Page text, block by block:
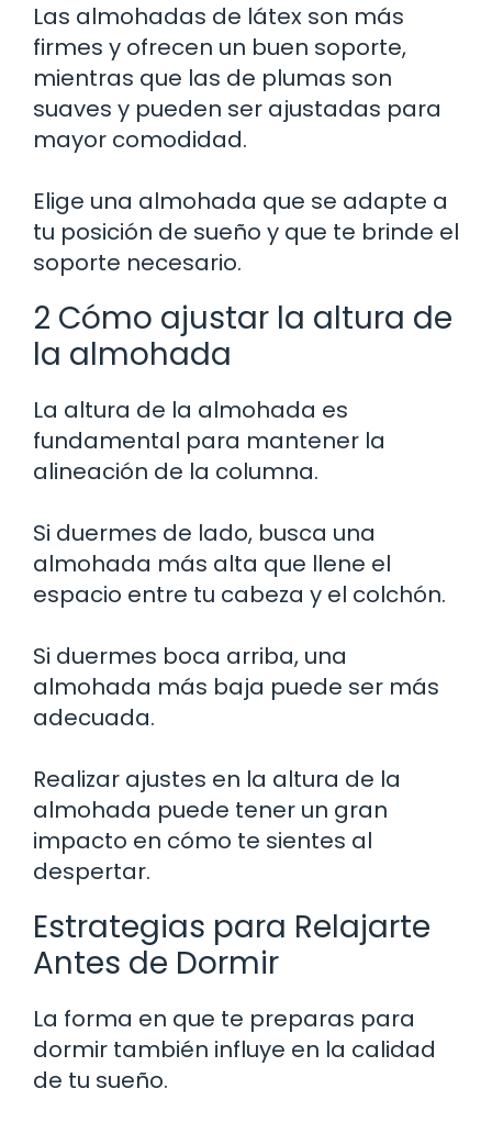
Las almohadas de látex son más
firmes y ofrecen un buen soporte,
mientras que las de plumas son
suaves y pueden ser ajustadas para
mayor comodidad.
Elige una almohada que se adapte a
tu posición de sueño y que te brinde el
soporte necesario.
2 Cómo ajustar la altura de
la almohada
La altura de la almohada es
fundamental para mantener la
alineación de la columna.
Si duermes de lado, busca una
almohada más alta que llene el
espacio entre tu cabeza y el colchón.
Si duermes boca arriba, una
almohada más baja puede ser más
adecuada.
Realizar ajustes en la altura de la
almohada puede tener un gran
impacto en cómo te sientes al
despertar.
Estrategias para Relajarte
Antes de Dormir
La forma en que te preparas para
dormir también influye en la calidad
de tu sueño.